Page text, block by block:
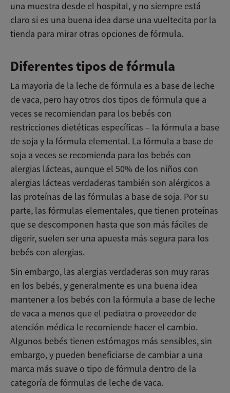
una muestra desde el hospital, y no siempre está
claro si es una buena idea darse una vueltecita por la
tienda para mirar otras opciones de fórmula.
Diferentes tipos de fórmula
La mayoría de la leche de fórmula es a base de leche
de vaca, pero hay otros dos tipos de fórmula que a
veces se recomiendan para los bebés con
restricciones dietéticas específicas – la fórmula a base
de soja y la fórmula elemental. La fórmula a base de
soja a veces se recomienda para los bebés con
alergias lácteas, aunque el 50% de los niños con
alergias lácteas verdaderas también son alérgicos a
las proteínas de las fórmulas a base de soja. Por su
parte, las fórmulas elementales, que tienen proteínas
que se descomponen hasta que son más fáciles de
digerir, suelen ser una apuesta más segura para los
bebés con alergias.
Sin embargo, las alergias verdaderas son muy raras
en los bebés, y generalmente es una buena idea
mantener a los bebés con la fórmula a base de leche
de vaca a menos que el pediatra o proveedor de
atención médica le recomiende hacer el cambio.
Algunos bebés tienen estómagos más sensibles, sin
embargo, y pueden beneficiarse de cambiar a una
marca más suave o tipo de fórmula dentro de la
categoría de fórmulas de leche de vaca.